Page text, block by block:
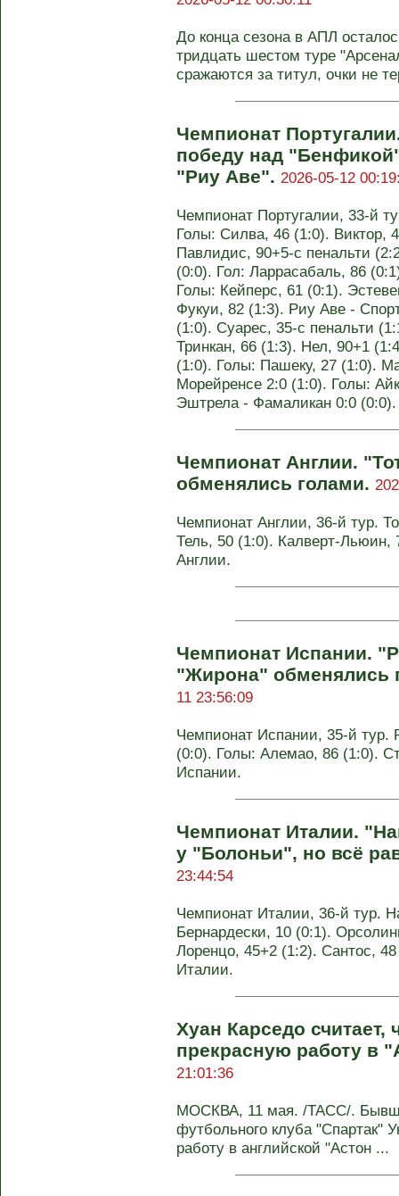
До конца сезона в АПЛ
тридцать шестом туре
сражаются за титул, очки не
Чемпионат
победу над
"Риу Аве". 2026-05-12
Чемпионат Португалии, 33-й
Голы: Силва, 46 (1:0). Виктор,
Павлидис, 90+5-с пенальти
(0:0). Гол: Ларрасабаль, 86
Голы: Кейперс, 61 (0:1).
Фукуи, 82 (1:3). Риу Аве -
(1:0). Суарес, 35-с пенальти
Тринкан, 66 (1:3). Нел, 90+1
(1:0). Голы: Пашеку, 27 (1:0).
Морейренсе 2:0 (1:0). Голы:
Эштрела - Фамаликан 0:0
Чемпионат Англии.
обменялись голами.
Чемпионат Англии, 36-й тур.
Тель, 50 (1:0). Калверт-Льюин,
Англии.
Чемпионат Испании.
"Жирона" обменялись
11 23:56:09
Чемпионат Испании, 35-й тур.
(0:0). Голы: Алемао, 86 (1:0).
Испании.
Чемпионат Италии.
у "Болоньи", но всё
23:44:54
Чемпионат Италии, 36-й тур.
Бернардески, 10 (0:1).
Лоренцо, 45+2 (1:2). Сантос,
Италии.
Хуан Карседо
прекрасную работу в
21:01:36
МОСКВА, 11 мая. /ТАСС/.
футбольного клуба "Спартак"
работу в английской "Астон ...